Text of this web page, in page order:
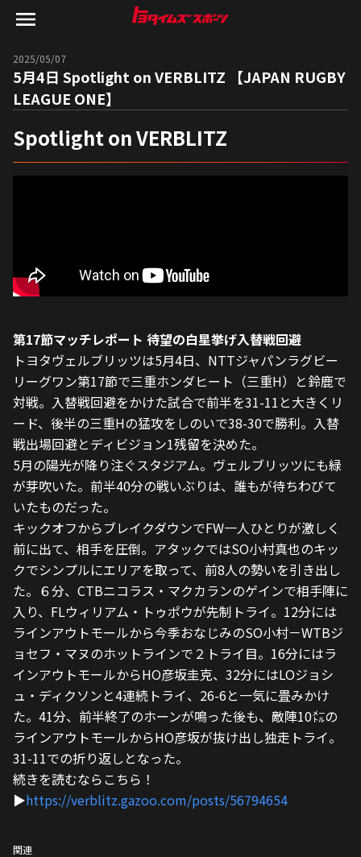
2025/05/07
5月4日 Spotlight on VERBLITZ 【JAPAN RUGBY
LEAGUE ONE】
Spotlight on VERBLITZ
第17節マッチレポート 待望の白星挙げ入替戦回避
トヨタヴェルブリッツは5月4日、NTTジャパンラグビー
リーグワン第17節で三重ホンダヒート（三重H）と鈴鹿で
対戦。入替戦回避をかけた試合で前半を31-11と大きくリ
ード、後半の三重Hの猛攻をしのいで38-30で勝利。入替
戦出場回避とディビジョン1残留を決めた。
5月の陽光が降り注ぐスタジアム。ヴェルブリッツにも緑
が芽吹いた。前半40分の戦いぶりは、誰もが待ちわびて
いたものだった。
キックオフからブレイクダウンでFW一人ひとりが激しく
前に出て、相手を圧倒。アタックではSO小村真也のキッ
クでシンプルにエリアを取って、前8人の勢いを引き出し
た。６分、CTBニコラス・マクカランのゲインで相手陣に
入り、FLウィリアム・トゥポウが先制トライ。12分には
ラインアウトモールから今季おなじみのSO小村－WTBジ
ョセフ・マヌのホットラインで２トライ目。16分にはラ
インアウトモールからHO彦坂圭克、32分にはLOジョシ
ュ・ディクソンと4連続トライ、26-6と一気に畳みかけ
た。41分、前半終了のホーンが鳴った後も、敵陣10㍍の
ラインアウトモールからHO彦坂が抜け出し独走トライ。
31-11での折り返しとなった。
続きを読むならこちら！
▶︎https://verblitz.gazoo.com/posts/56794654
関連